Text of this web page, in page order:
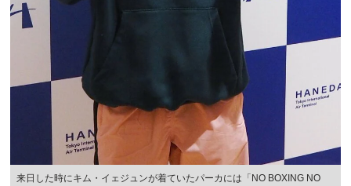
来日した時にキム・イェジュンが着ていたパーカには「NO BOXING NO